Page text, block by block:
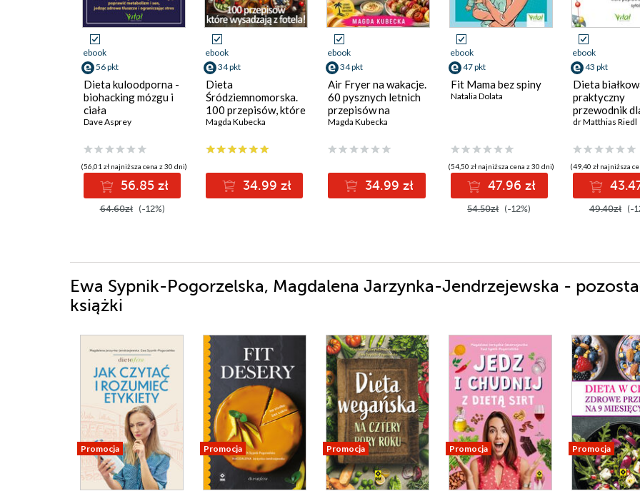
ebook
56 pkt
Dieta kuloodporna -
biohacking mózgu i
ciała
Dave Asprey
(56,01 zł najniższa cena z 30 dni)
56.85 zł
64.60zł (-12%)
ebook
34 pkt
Dieta
Śródziemnomorska.
100 przepisów, które
wysadzają z fotela!
Magda Kubecka
34.99 zł
ebook
34 pkt
Air Fryer na wakacje.
60 pysznych letnich
przepisów na
frytkownicę
Magda Kubecka
34.99 zł
ebook
47 pkt
Fit Mama bez spiny
Natalia Dolata
(54,50 zł najniższa cena z 30 dni)
47.96 zł
54.50zł (-12%)
ebook
43 pkt
Dieta
praktyczny
przewodnik
silnego ciała i
metabolizmu
dr Matthias Riedl
(49,40 zł najniższa
49.40zł (-
Ewa Sypnik-Pogorzelska, Magdalena Jarzynka-Jendrzejewska -
książki
Promocja Promocja Promocja Promocja Promocja